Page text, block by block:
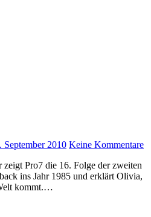
September 2010 Keine Kommentare
ins Jahr 1985 und erklärt Olivia,
kommt.…